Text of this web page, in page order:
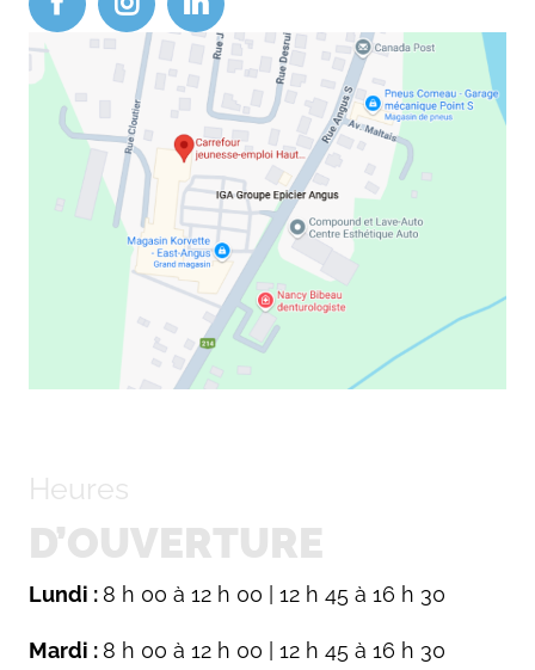
Heures
D’OUVERTURE
Lundi : 8 h 00 à 12 h 00 | 12 h 45 à 16 h 30
Mardi : 8 h 00 à 12 h 00 | 12 h 45 à 16 h 30